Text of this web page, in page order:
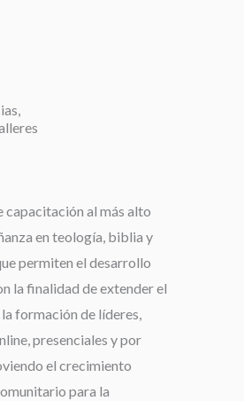
capacitación al más alto
en teología, biblia y
permiten el desarrollo
la finalidad de extender el
formación de líderes,
presenciales y por
el crecimiento
para la